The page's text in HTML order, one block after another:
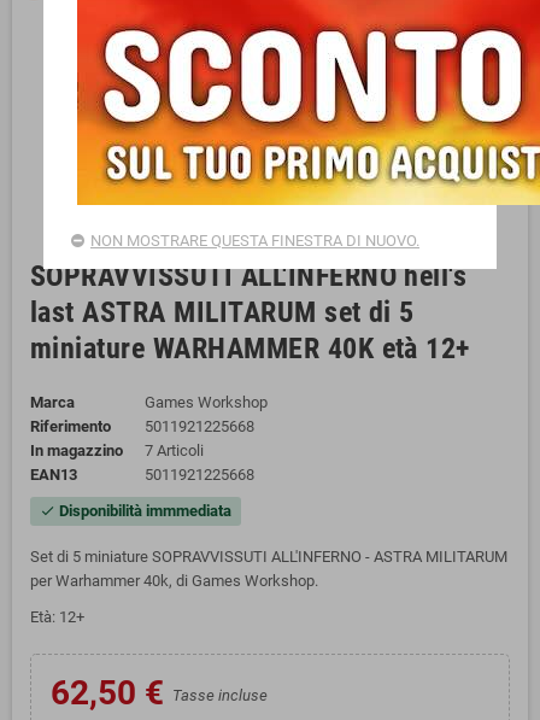
SOPRAVVISSUTI ALL'INFERNO hell's
last ASTRA MILITARUM set di 5
miniature WARHAMMER 40K età 12+
Marca
Games Workshop
Riferimento
5011921225668
In magazzino
7 Articoli
EAN13
5011921225668
check Disponibilità immmediata
Set di 5 miniature SOPRAVVISSUTI ALL'INFERNO - ASTRA MILITARUM
per Warhammer 40k, di Games Workshop.
Età: 12+
62,50 € Tasse incluse
NON MOSTRARE QUESTA FINESTRA DI NUOVO.